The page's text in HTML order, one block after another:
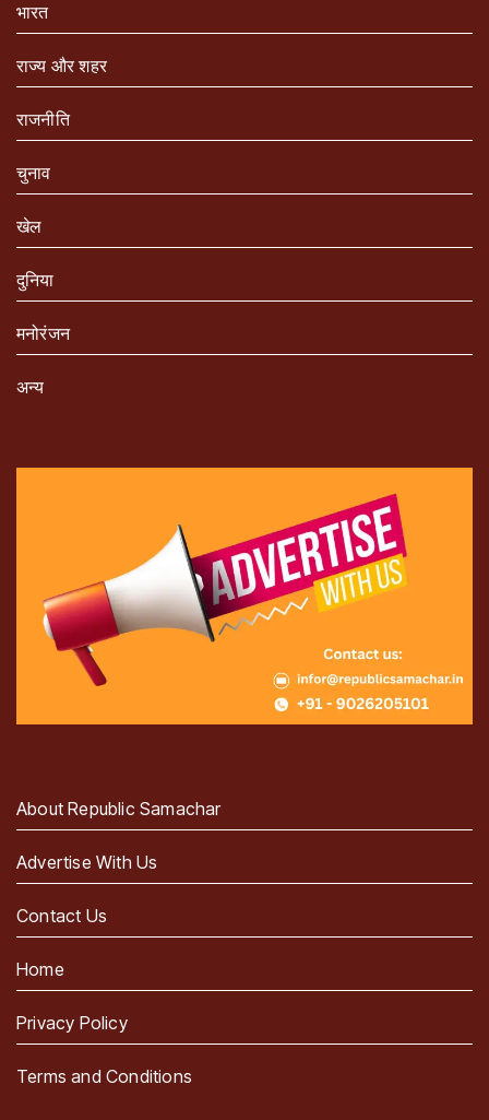
भारत
राज्य और शहर
राजनीति
चुनाव
खेल
दुनिया
मनोरंजन
अन्य
About Republic Samachar
Advertise With Us
Contact Us
Home
Privacy Policy
Terms and Conditions